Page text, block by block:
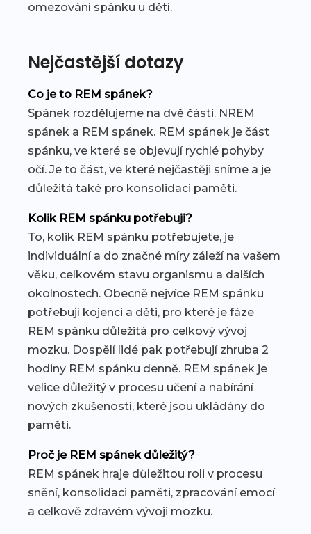
omezování spánku u dětí.
Nejčastější dotazy
Co je to REM spánek?
Spánek rozdělujeme na dvě části. NREM
spánek a REM spánek. REM spánek je část
spánku, ve které se objevují rychlé pohyby
očí. Je to část, ve které nejčastěji sníme a je
důležitá také pro konsolidaci paměti.
Kolik REM spánku potřebuji?
To, kolik REM spánku potřebujete, je
individuální a do značné míry záleží na vašem
věku, celkovém stavu organismu a dalších
okolnostech. Obecně nejvíce REM spánku
potřebují kojenci a děti, pro které je fáze
REM spánku důležitá pro celkový vývoj
mozku. Dospělí lidé pak potřebují zhruba 2
hodiny REM spánku denně. REM spánek je
velice důležitý v procesu učení a nabírání
nových zkušeností, které jsou ukládány do
paměti.
Proč je REM spánek důležitý?
REM spánek hraje důležitou roli v procesu
snění, konsolidaci paměti, zpracování emocí
a celkově zdravém vývoji mozku.